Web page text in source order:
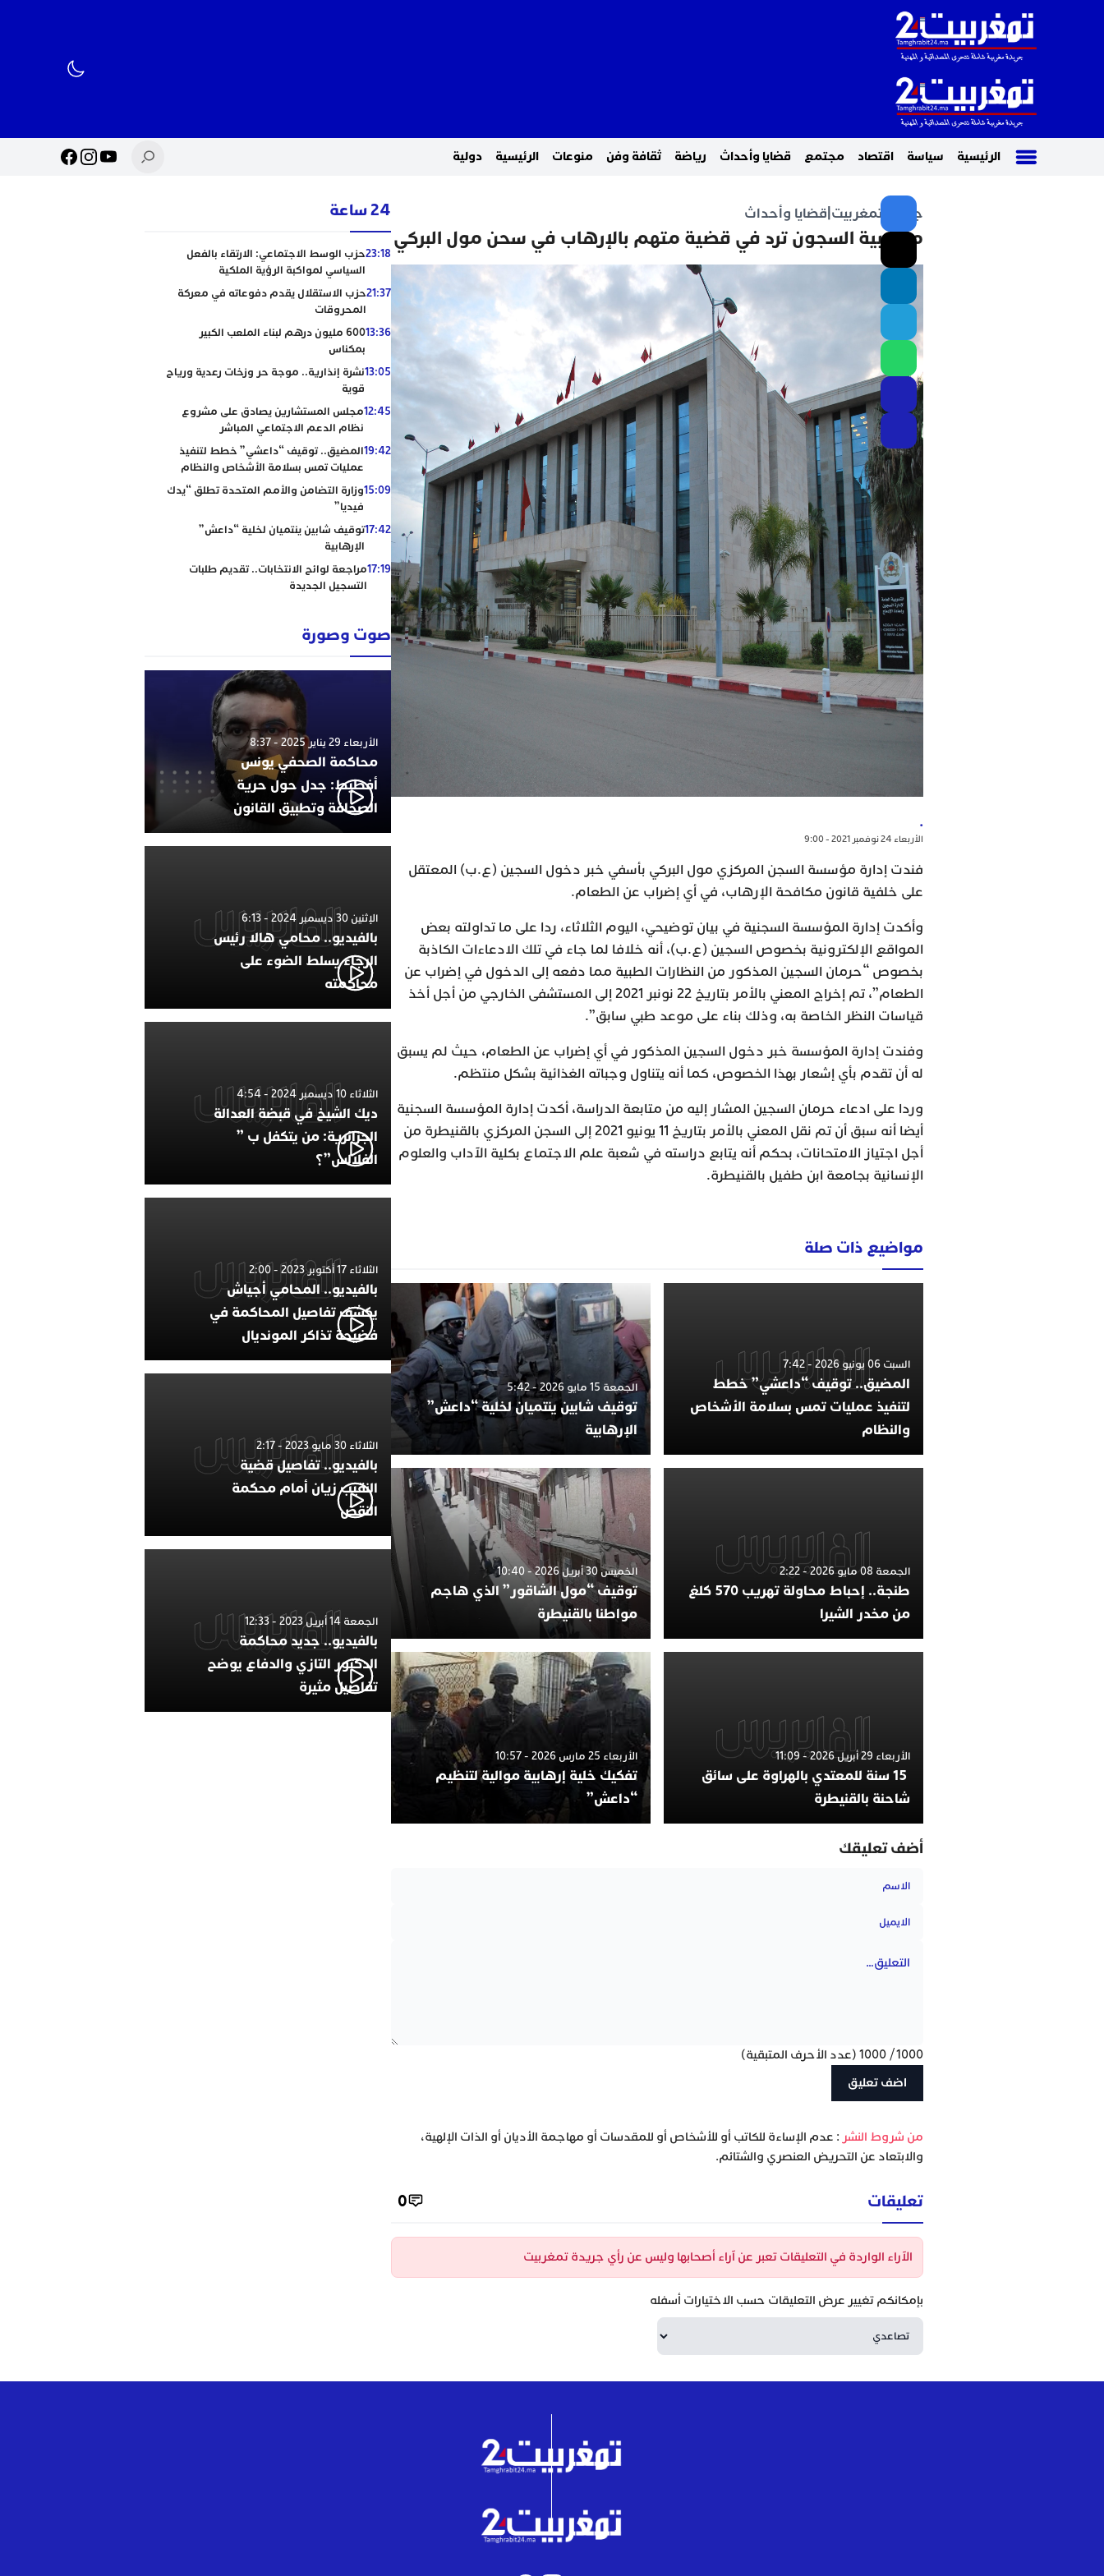
الرئيسية سياسة اقتصاد مجتمع قضايا وأحداث رياضة ثقافة وفن منوعات الرئيسية دولية
جريدة تمغربيت قضايا وأحداث
مندوبية السجون ترد في قضية متهم بالإرهاب في سحن مول البركي
.
الأربعاء 24 نوفمبر 2021 - 9:00
فندت إدارة مؤسسة السجن المركزي مول البركي بأسفي خبر دخول السجين (ع.ب) المعتقل
على خلفية قانون مكافحة الإرهاب، في أي إضراب عن الطعام.
وأكدت إدارة المؤسسة السجنية في بيان توضيحي، اليوم الثلاثاء، ردا على ما تداولته بعض
المواقع الإلكترونية بخصوص السجين (ع.ب)، أنه خلافا لما جاء في تلك الادعاءات الكاذبة
بخصوص “حرمان السجين المذكور من النظارات الطبية مما دفعه إلى الدخول في إضراب عن
الطعام”، تم إخراج المعني بالأمر بتاريخ 22 نونبر 2021 إلى المستشفى الخارجي من أجل أخذ
قياسات النظر الخاصة به، وذلك بناء على موعد طبي سابق”.
وفندت إدارة المؤسسة خبر دخول السجين المذكور في أي إضراب عن الطعام، حيث لم يسبق
له أن تقدم بأي إشعار بهذا الخصوص، كما أنه يتناول وجباته الغذائية بشكل منتظم.
وردا على ادعاء حرمان السجين المشار إليه من متابعة الدراسة، أكدت إدارة المؤسسة السجنية
أيضا أنه سبق أن تم نقل المعني بالأمر بتاريخ 11 يونيو 2021 إلى السجن المركزي بالقنيطرة من
أجل اجتياز الامتحانات، بحكم أنه يتابع دراسته في شعبة علم الاجتماع بكلية الآداب والعلوم
الإنسانية بجامعة ابن طفيل بالقنيطرة.
مواضيع ذات صلة
السبت 06 يونيو 2026 - 7:42
المضيق.. توقيف “داعشي” خطط
لتنفيذ عمليات تمس بسلامة الأشخاص
والنظام
الجمعة 15 مايو 2026 - 5:42
توقيف شابين ينتميان لخلية “داعش”
الإرهابية
الجمعة 08 مايو 2026 - 2:22
طنجة.. إحباط محاولة تهريب 570 كلغ
من مخدر الشيرا
الخميس 30 أبريل 2026 - 10:40
توقيف “مول الشاقور” الذي هاجم
مواطنا بالقنيطرة
الأربعاء 29 أبريل 2026 - 11:09
15 سنة للمعتدي بالهراوة على سائق
شاحنة بالقنيطرة
الأربعاء 25 مارس 2026 - 10:57
تفكيك خلية إرهابية موالية لتنظيم
“داعش”
أضف تعليقك
1000
/
1000 (عدد الأحرف المتبقية)
‫من شروط النشر : عدم الإساءة للكاتب أو للأشخاص أو للمقدسات أو مهاجمة الأديان أو الذات الإلهية،
والابتعاد عن التحريض العنصري والشتائم.
تعليقات 0
الآراء الواردة في التعليقات تعبر عن آراء أصحابها وليس عن رأي جريدة تمغربيت
بإمكانكم تغيير عرض التعليقات حسب الاختيارات أسفله
24 ساعة
23:18حزب الوسط الاجتماعي: الارتقاء بالفعل
السياسي لمواكبة الرؤية الملكية
21:37حزب الاستقلال يقدم دفوعاته في معركة
المحروقات
13:36
600 مليون درهم لبناء الملعب الكبير
بمكناس
13:05نشرة إنذارية.. موجة حر وزخات رعدية ورياح
قوية
12:45مجلس المستشارين يصادق على مشروع
نظام الدعم الاجتماعي المباشر
19:42المضيق.. توقيف “داعشي” خطط لتنفيذ
عمليات تمس بسلامة الأشخاص والنظام
15:09وزارة التضامن والأمم المتحدة تطلق “يدك
فيديا”
17:42توقيف شابين ينتميان لخلية “داعش”
الإرهابية
17:19مراجعة لوائح الانتخابات.. تقديم طلبات
التسجيل الجديدة
صوت وصورة
الأربعاء 29 يناير 2025 - 8:37
محاكمة الصحفي يونس
أفطيط: جدل حول حرية
الصحافة وتطبيق القانون
الإثنين 30 ديسمبر 2024 - 6:13
بالفيديو.. محامي هالا رئيس
الرجاء يسلط الضوء على
محاكمته
الثلاثاء 10 ديسمبر 2024 - 4:54
ديك الشيخ في قبضة العدالة
الجزائرية: من يتكفل ب ”
الفلالس”؟
الثلاثاء 17 أكتوبر 2023 - 2:00
بالفيديو.. المحامي أجياش
يكشف تفاصيل المحاكمة في
فضيحة تذاكر المونديال
الثلاثاء 30 مايو 2023 - 2:17
بالفيديو.. تفاصيل قضية
النقيب زيان أمام محكمة
النقض
الجمعة 14 أبريل 2023 - 12:33
بالفيديو.. جديد محاكمة
الدكتور التازي والدفاع يوضح
تفاصيل مثيرة